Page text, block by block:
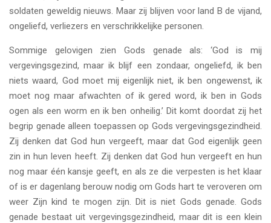
soldaten geweldig nieuws. Maar zij blijven voor land B de vijand,
ongeliefd, verliezers en verschrikkelijke personen.
Sommige gelovigen zien Gods genade als: ‘God is mij
vergevingsgezind, maar ik blijf een zondaar, ongeliefd, ik ben
niets waard, God moet mij eigenlijk niet, ik ben ongewenst, ik
moet nog maar afwachten of ik gered word, ik ben in Gods
ogen als een worm en ik ben onheilig.’ Dit komt doordat zij het
begrip genade alleen toepassen op Gods vergevingsgezindheid.
Zij denken dat God hun vergeeft, maar dat God eigenlijk geen
zin in hun leven heeft. Zij denken dat God hun vergeeft en hun
nog maar één kansje geeft, en als ze die verpesten is het klaar
of is er dagenlang berouw nodig om Gods hart te veroveren om
weer Zijn kind te mogen zijn. Dit is niet Gods genade. Gods
genade bestaat uit vergevingsgezindheid, maar dit is een klein